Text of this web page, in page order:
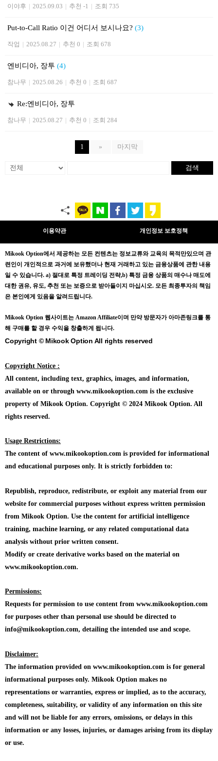
이야후 | 2025.09.03 | 추천 -1 | 조회 735
Put-to-Call Ratio 이건 어디서 보시나요? (3)
작업 | 2025.08.27 | 추천 0 | 조회 678
엔비디아, 장투 (4)
참나무 | 2025.08.26 | 추천 0 | 조회 687
Re:엔비디아, 장투
참나무 | 2025.08.27 | 추천 0 | 조회 284
1 » 마지막
검색
이용약관 개인정보 보호정책
Mikook Option에서 제공하는 모든 컨텐츠는 정보교류와 교육의 목적만있으며 관
련인이 개인적으로 과거에 보유했더나 현재 거래하고 있는 금융상품에 관한 내용
일 수 있습니다. a) 절대로 특정 트레이딩 전략,b) 특정 금융 상품의 매수나 매도에
대한 권유, 유도, 추천 또는 보증으로 받아들이지 마십시오. 모든 최종투자의 책임
은 본인에게 있음을 알려드립니다.
Mikook Option 웹사이트는 Amazon Affiliate이며 만약 방문자가 아마존링크를 통
해 구매를 할 경우 수익을 창출하게 됩니다.
Copyright © Mikook Option All rights reserved
Copyright Notice :
All content, including text, graphics, images, and information,
available on or through www.mikookoption.com is the exclusive
property of Mikook Option. Copyright © 2024 Mikook Option. All
rights reserved.
Usage Restrictions:
The content of www.mikookoption.com is provided for informational
and educational purposes only. It is strictly forbidden to:
Republish, reproduce, redistribute, or exploit any material from our
website for commercial purposes without express written permission
from Mikook Option. Use the content for artificial intelligence
training, machine learning, or any related computational data
analysis without prior written consent.
Modify or create derivative works based on the material on
www.mikookoption.com.
Permissions:
Requests for permission to use content from www.mikookoption.com
for purposes other than personal use should be directed to
info@mikookoption.com, detailing the intended use and scope.
Disclaimer:
The information provided on www.mikookoption.com is for general
informational purposes only. Mikook Option makes no
representations or warranties, express or implied, as to the accuracy,
completeness, suitability, or validity of any information on this site
and will not be liable for any errors, omissions, or delays in this
information or any losses, injuries, or damages arising from its display
or use.